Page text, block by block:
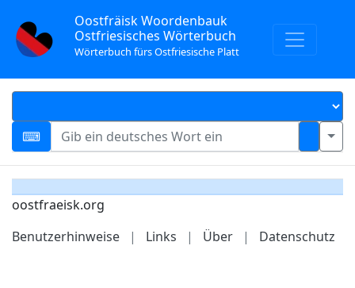
Oostfräisk Woordenbauk
Ostfriesisches Wörterbuch
Wörterbuch fürs Ostfriesische Platt
oostfraeisk.org
Benutzerhinweise
| Links | Über | Datenschutz